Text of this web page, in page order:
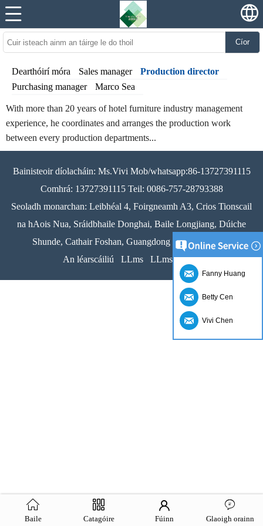
Cíor
Dearthóirí móra Sales manager
Production director
Purchasing manager
Marco Sea
With more than 20 years of hotel furniture industry management
experience, he coordinates and arranges the production work
between every production departments...
Bainisteoir díolacháin: Ms.Vivi Mob/whatsapp:86-13727391115
Comhrá: 13727391115 Teil: 0086-757-28793388
Seoladh monarchan: Leibhéal 4, Foirgneamh A3, Crios Tionscail
na hAois Nua, Sráidbhaile Donghai, Baile Longjiang, Dúiche
Shunde, Cathair Foshan, Guangdong Provice, an tSín
An léarscáiliú
LLms LLms Iomlán
Baile Catagóire Fúinn Glaoigh orainn
Fanny Huang
Betty Cen
Vivi Chen